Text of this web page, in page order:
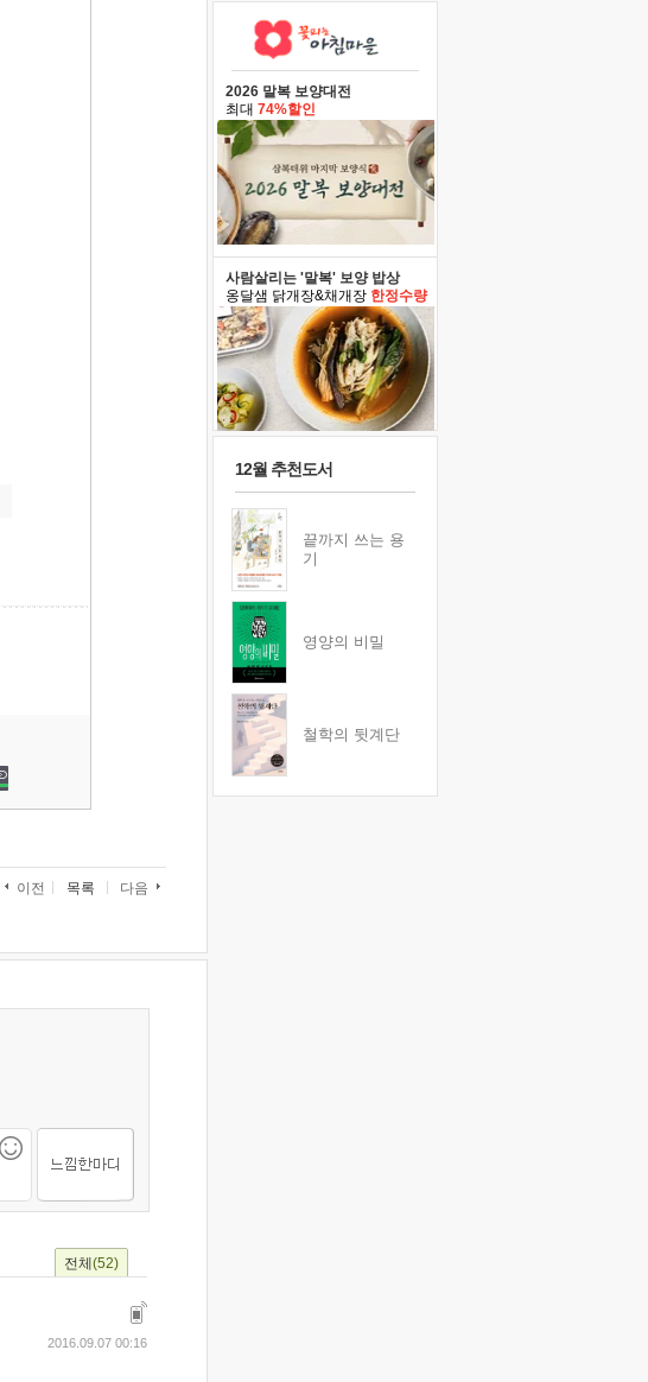
이전 목록 다음
전체 (52)
2016.09.07 00:16
2026 말복 보양대전
최대 74%할인
사람살리는 '말복' 보양 밥상
옹달샘 닭개장&채개장 한정수량
12월 추천도서
끝까지 쓰는 용
기
영양의 비밀
철학의 뒷계단